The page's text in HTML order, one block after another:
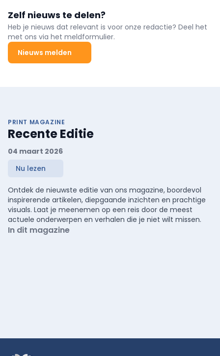
Zelf nieuws te delen?
Heb je nieuws dat relevant is voor onze redactie? Deel het
met ons via het meldformulier.
Nieuws melden
PRINT MAGAZINE
Recente Editie
04 maart 2026
Nu lezen
Ontdek de nieuwste editie van ons magazine, boordevol
inspirerende artikelen, diepgaande inzichten en prachtige
visuals. Laat je meenemen op een reis door de meest
actuele onderwerpen en verhalen die je niet wilt missen.
In dit magazine